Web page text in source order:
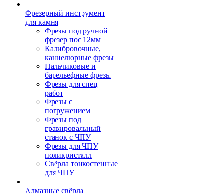
Фрезерный инструмент
для камня
Фрезы под ручной
фрезер пос.12мм
Калибровочные,
каннелюрные фрезы
Пальчиковые и
барельефные фрезы
Фрезы для спец
работ
Фрезы с
погружением
Фрезы под
гравировальный
станок с ЧПУ
Фрезы для ЧПУ
поликристалл
Свёрла тонкостенные
для ЧПУ
Алмазные свёрла